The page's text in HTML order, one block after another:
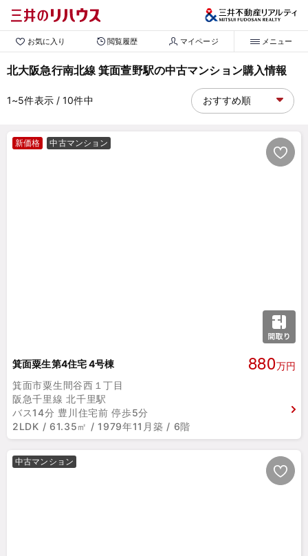
お気に入り 閲覧履歴 マイページ メニュー
北大阪急行南北線 箕面萱野駅の中古マンション購入情報
1~5件表示/ 10件中
新価格 中古マンション
箕面粟生第4住宅 4号棟 880万円
箕面市粟生間谷西１丁目
阪急千里線 北千里駅
バス14分 豊川住宅前 停歩5分
2LDK / 61.35㎡ / 1979年11月築 / 6階
中古マンション